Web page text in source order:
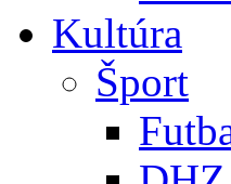
Kultúra
Šport